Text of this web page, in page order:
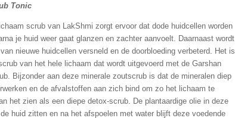
Tonic
scrub van LakShmi zorgt ervoor dat dode huidcellen worden
je huid weer gaat glanzen en zachter aanvoelt. Daarnaast wordt
nieuwe huidcellen versneld en de doorbloeding verbeterd. Het is
van het hele lichaam dat wordt uitgevoerd met de Garshan
Bijzonder aan deze minerale zoutscrub is dat de mineralen diep
en de afvalstoffen aan zich bind om zo het lichaam te
het zien als een diepe detox-scrub. De plantaardige olie in deze
huid zitten en na het afspoelen met water blijft deze voedende